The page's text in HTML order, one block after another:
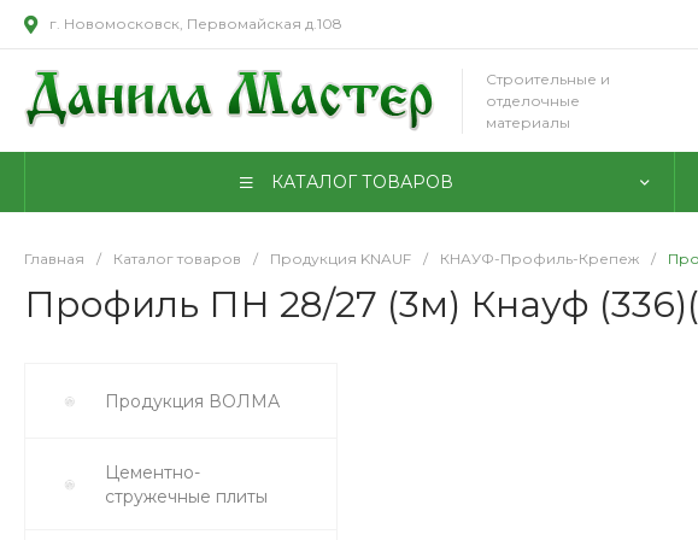
г. Новомосковск, Первомайская д.108
Строительные и
отделочные
материалы
КАТАЛОГ ТОВАРОВ
Главная / Каталог товаров / Продукция KNAUF / КНАУФ-Профиль-Крепеж /
Профиль ПН 28/27 (3м) Кнауф
Продукция ВОЛМА
Цементно-
стружечные плиты